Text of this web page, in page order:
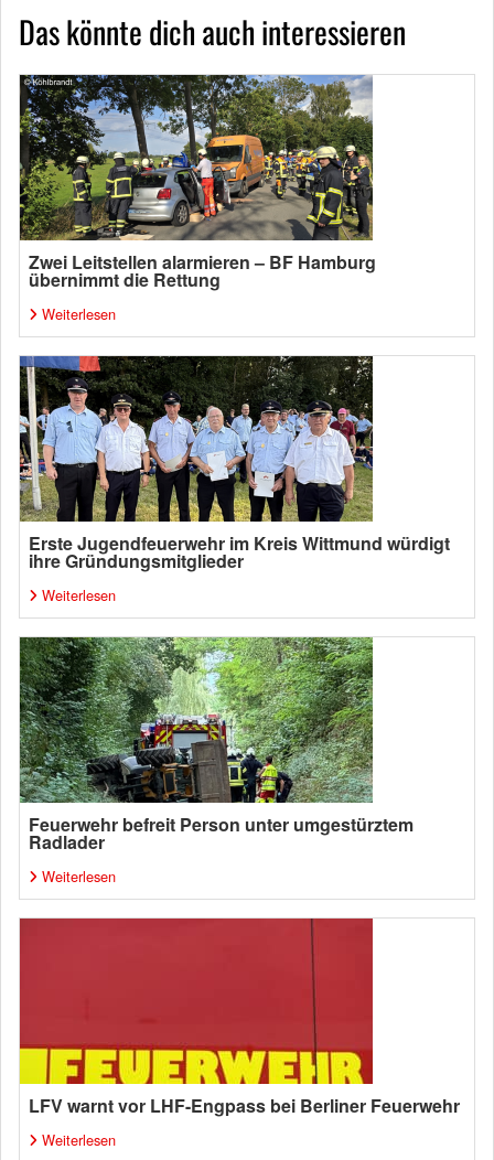
Das könnte dich auch interessieren
Zwei Leitstellen alarmieren – BF Hamburg
übernimmt die Rettung
Weiterlesen
Erste Jugendfeuerwehr im Kreis Wittmund würdigt
ihre Gründungsmitglieder
Weiterlesen
Feuerwehr befreit Person unter umgestürztem
Radlader
Weiterlesen
LFV warnt vor LHF-Engpass bei Berliner Feuerwehr
Weiterlesen